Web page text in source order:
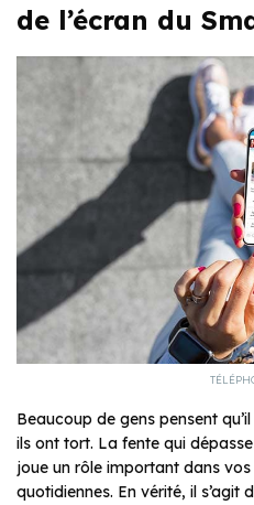
de l’écran du
Beaucoup de gens pensent
ils ont tort. La fente qui
joue un rôle important dans
quotidiennes. En vérité, il s’agit